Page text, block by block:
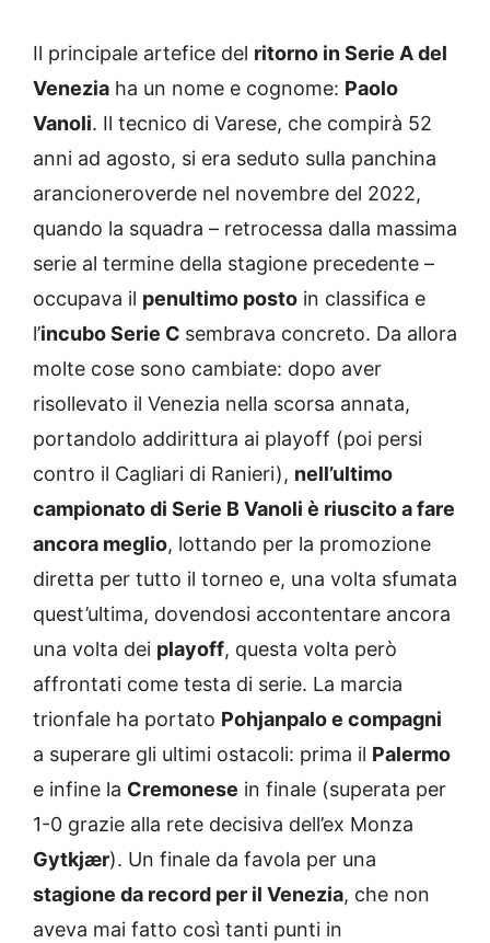
Il principale artefice del ritorno in Serie A del
Venezia ha un nome e cognome: Paolo
Vanoli. Il tecnico di Varese, che compirà 52
anni ad agosto, si era seduto sulla panchina
arancioneroverde nel novembre del 2022,
quando la squadra – retrocessa dalla massima
serie al termine della stagione precedente –
occupava il penultimo posto in classifica e
l’incubo Serie C sembrava concreto. Da allora
molte cose sono cambiate: dopo aver
risollevato il Venezia nella scorsa annata,
portandolo addirittura ai playoff (poi persi
contro il Cagliari di Ranieri), nell’ultimo
campionato di Serie B Vanoli è riuscito a fare
ancora meglio, lottando per la promozione
diretta per tutto il torneo e, una volta sfumata
quest’ultima, dovendosi accontentare ancora
una volta dei playoff, questa volta però
affrontati come testa di serie. La marcia
trionfale ha portato Pohjanpalo e compagni
a superare gli ultimi ostacoli: prima il Palermo
e infine la Cremonese in finale (superata per
1-0 grazie alla rete decisiva dell’ex Monza
Gytkjær). Un finale da favola per una
stagione da record per il Venezia, che non
aveva mai fatto così tanti punti in